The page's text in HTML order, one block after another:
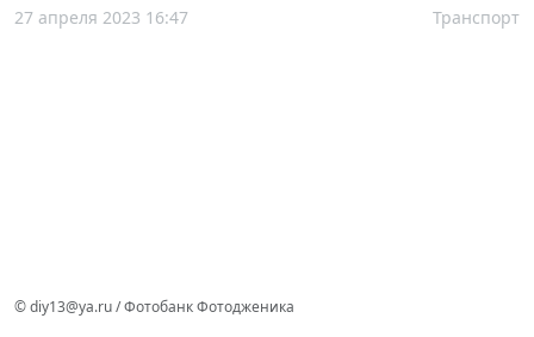
27 апреля 2023 16:47 Транспорт
© diy13@ya.ru / Фотобанк Фотодженика